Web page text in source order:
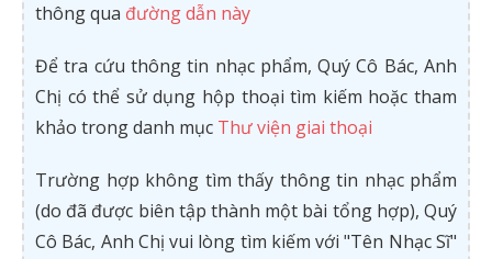
thông qua đường dẫn này
Để tra cứu thông tin nhạc phẩm, Quý Cô Bác, Anh
Chị có thể sử dụng hộp thoại tìm kiếm hoặc tham
khảo trong danh mục Thư viện giai thoại
Trường hợp không tìm thấy thông tin nhạc phẩm
(do đã được biên tập thành một bài tổng hợp), Quý
Cô Bác, Anh Chị vui lòng tìm kiếm với "Tên Nhạc Sĩ"